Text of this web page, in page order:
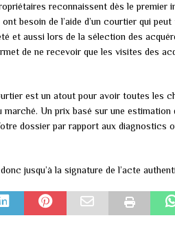
reconnaissent dès le premier
besoin de l’aide d’un courtier qui
et aussi lors de la sélection des
de ne recevoir que les visites des
est un atout pour avoir toutes les
Un prix basé sur une estimation
dossier par rapport aux diagnostics
jusqu’à la signature de l’acte